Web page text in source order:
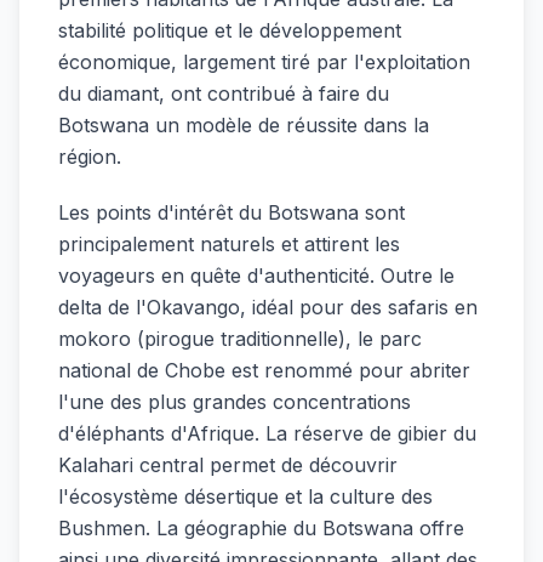
stabilité politique et le développement
économique, largement tiré par l'exploitation
du diamant, ont contribué à faire du
Botswana un modèle de réussite dans la
région.
Les points d'intérêt du Botswana sont
principalement naturels et attirent les
voyageurs en quête d'authenticité. Outre le
delta de l'Okavango, idéal pour des safaris en
mokoro (pirogue traditionnelle), le parc
national de Chobe est renommé pour abriter
l'une des plus grandes concentrations
d'éléphants d'Afrique. La réserve de gibier du
Kalahari central permet de découvrir
l'écosystème désertique et la culture des
Bushmen. La géographie du Botswana offre